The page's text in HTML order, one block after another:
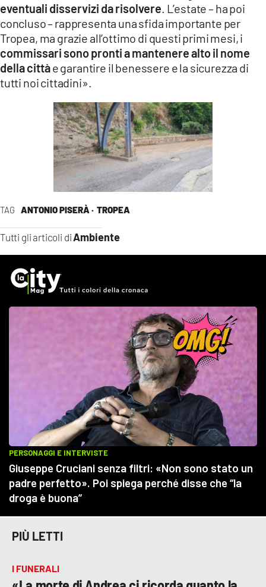
TAG ANTONIO PISERÀ · TROPEA
Tutti gli articoli diAmbiente
eventuali disservizi da risolvere . L’estate – ha poi
concluso – rappresenta una sfida importante per
Tropea, ma grazie all’ottimo di questi primi mesi, i
commissari sono pronti a mantenere alto il nome
della cittàe garantire il benessere e la sicurezza di
tutti noi cittadini».
PIÙ LETTI
I FUNERALI